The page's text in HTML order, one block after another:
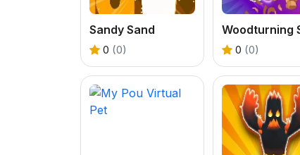
Sandy Sand
0 (0) 0 (0)